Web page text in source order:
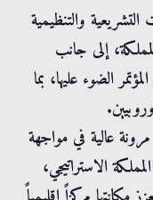
والتنظيمية
إلى جانب
الضوء عليها، بما
عالية في مواجهة
الاستراتيجي،